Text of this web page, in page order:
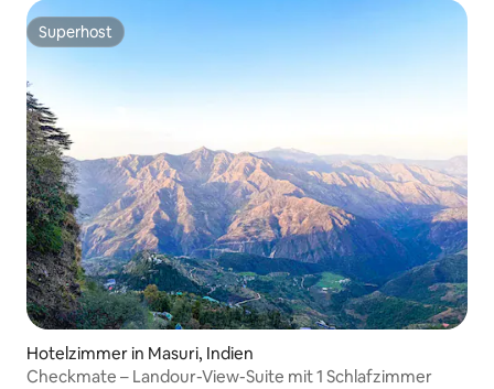
Superhost
Superhost
Hotelzimmer in Masuri, Indien
Checkmate – Landour-View-Suite mit 1 Schlafzimmer